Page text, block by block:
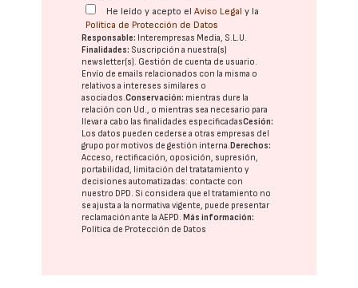
He leído y acepto elAviso Legal y la
Política de Protección de Datos
Responsable: Interempresas Media, S.L.U.
Finalidades: Suscripción a nuestra(s)
newsletter(s). Gestión de cuenta de usuario.
Envío de emails relacionados con la misma o
relativos a intereses similares o
asociados.Conservación: mientras dure la
relación con Ud., o mientras sea necesario para
llevar a cabo las finalidades especificadasCesión:
Los datos pueden cederse a otras empresas del
grupo por motivos de gestión interna. Derechos:
Acceso, rectificación, oposición, supresión,
portabilidad, limitación del tratatamiento y
decisiones automatizadas: contacte con
nuestro DPD. Si considera que el tratamiento no
se ajusta a la normativa vigente, puede presentar
reclamación ante laAEPD. Más información:
Política de Protección de Datos